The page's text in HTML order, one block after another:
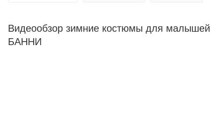
Видеообзор зимние костюмы для малышей
БАННИ